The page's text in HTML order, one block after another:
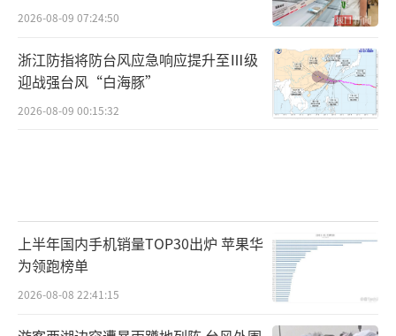
2026-08-09 07:24:50
浙江防指将防台风应急响应提升至Ⅲ级
迎战强台风“白海豚”
2026-08-09 00:15:32
上半年国内手机销量TOP30出炉 苹果华
为领跑榜单
2026-08-08 22:41:15